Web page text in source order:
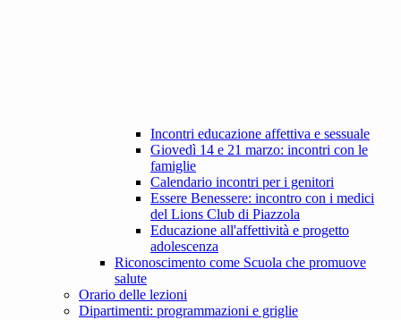
Incontri educazione affettiva e sessuale
Giovedì 14 e 21 marzo: incontri con le
famiglie
Calendario incontri per i genitori
Essere Benessere: incontro con i medici
del Lions Club di Piazzola
Educazione all'affettività e progetto
adolescenza
Riconoscimento come Scuola che promuove
salute
Orario delle lezioni
Dipartimenti: programmazioni e griglie